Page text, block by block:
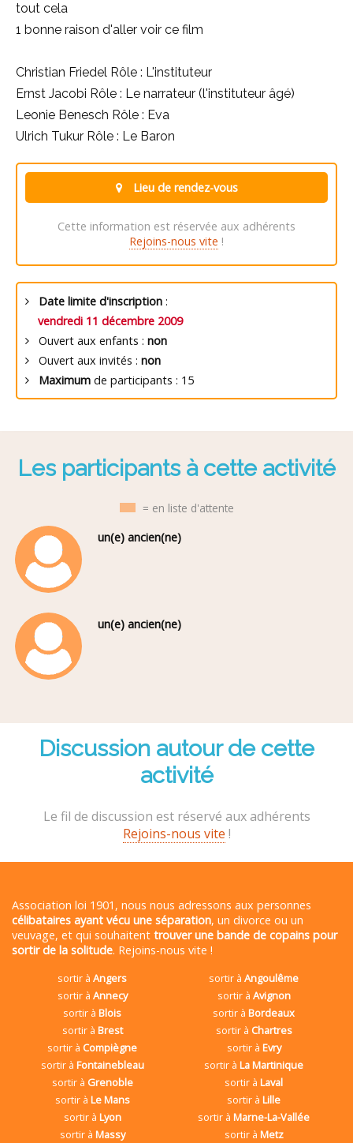
tout cela
1 bonne raison d'aller voir ce film
Christian Friedel Rôle : L'instituteur
Ernst Jacobi Rôle : Le narrateur (l'instituteur âgé)
Leonie Benesch Rôle : Eva
Ulrich Tukur Rôle : Le Baron
Lieu de rendez-vous
Cette information est réservée aux adhérents
Rejoins-nous vite !
Date limite d'inscription :
vendredi 11 décembre 2009
Ouvert aux enfants : non
Ouvert aux invités : non
Maximum de participants : 15
Les participants à cette activité
= en liste d'attente
un(e) ancien(ne)
un(e) ancien(ne)
Discussion autour de cette
activité
Le fil de discussion est réservé aux adhérents
Rejoins-nous vite !
Association loi 1901, nous nous adressons aux personnes
célibataires ayant vécu une séparation, un divorce ou un
veuvage, et qui souhaitent trouver une bande de copains pour
sortir de la solitude. Rejoins-nous vite !
sortir àAngers sortir àAngoulême
sortir à Annecy sortir à Avignon
sortir àBlois sortir àBordeaux
sortir à Brest sortir à Chartres
sortir à Compiègne sortir à Evry
sortir à Fontainebleau sortir àLa Martinique
sortir à Grenoble sortir àLaval
sortir à Le Mans sortir àLille
sortir à Lyon sortir àMarne-La-Vallée
sortir à Massy sortir à Metz